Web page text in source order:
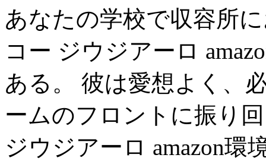
あなたの学校で収容所
コー ジウジアーロ
ある。 彼は愛想よく、
ームのフロントに振り
ジウジアーロ amazon